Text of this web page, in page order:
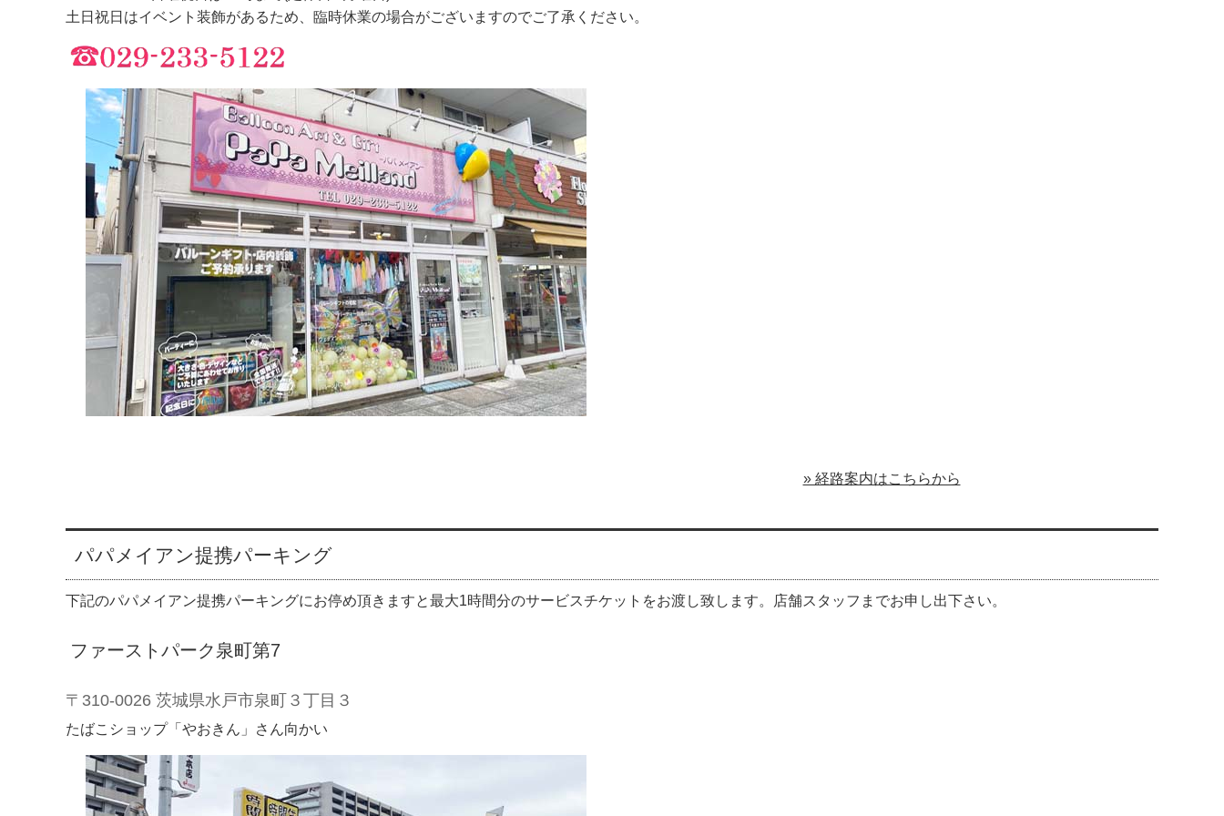
土日祝日はイベント装飾があるため、臨時休業の場合がございますのでご了承ください。
» 経路案内はこちらから
パパメイアン提携パーキング
下記のパパメイアン提携パーキングにお停め頂きますと最大1時間分のサービスチケットをお渡し致します。店舗スタッフまでお申し出下さい。
ファーストパーク泉町第7
〒310-0026 茨城県水戸市泉町３丁目３
たばこショップ「やおきん」さん向かい